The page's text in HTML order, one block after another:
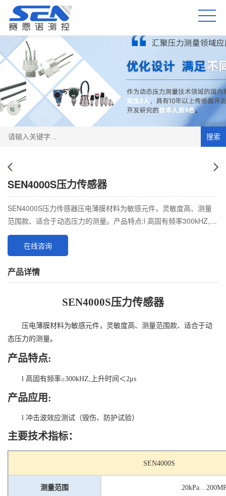
搜索
SEN4000S压力传感器
SEN4000S压力传感器压电薄膜材料为敏感元件，灵敏度高、测量
范围款、适合于动态压力的测量。产品特点:l 高固有频率300kHZ,上
升时间＜2μs产品应用:l
在线咨询
产品详情
SEN4000S压力传感器
压电薄膜材料为敏感元件，灵敏度高、测量范围款、适合于动
态压力的测量。
产品特点:
l 高固有频率≥300kHZ,上升时间＜2μs
产品应用:
l 冲击波效应测试（毁伤、防护试验）
主要技术指标：
SEN4000S
测量范围 20kPa